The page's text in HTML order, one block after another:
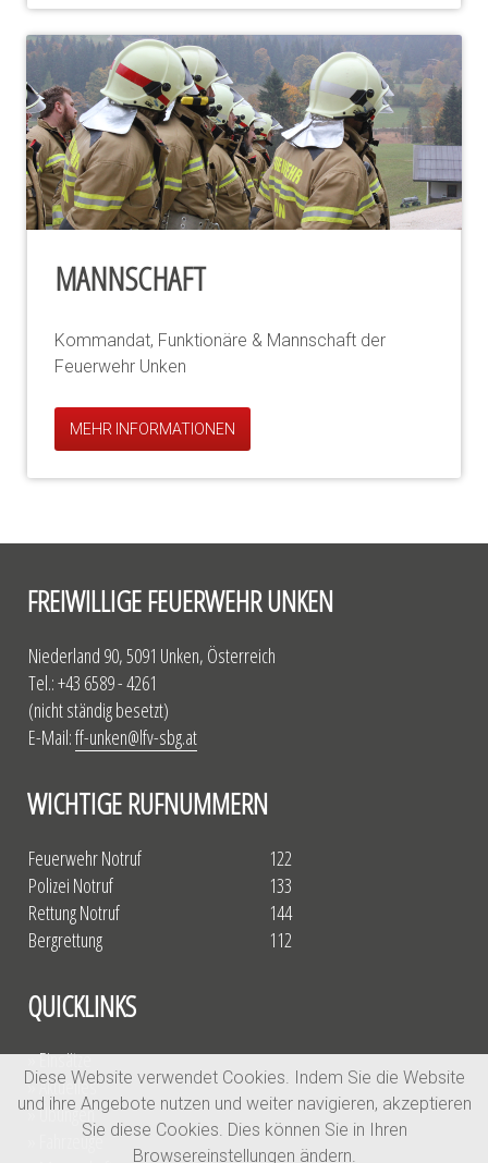
MANNSCHAFT
Kommandat, Funktionäre & Mannschaft der
Feuerwehr Unken
MEHR INFORMATIONEN
FREIWILLIGE FEUERWEHR UNKEN
Niederland 90, 5091 Unken, Österreich
Tel.: +43 6589 - 4261
(nicht ständig besetzt)
E-Mail:ff-unken@lfv-sbg.at
WICHTIGE RUFNUMMERN
Feuerwehr Notruf
Polizei Notruf
Rettung Notruf
Bergrettung
122
133
144
112
QUICKLINKS
» Einsätze
» Aktuelles
» Übungen
» Fahrzeuge
Diese Website verwendet Cookies. Indem Sie die Website
und ihre Angebote nutzen und weiter navigieren, akzeptieren
Sie diese Cookies. Dies können Sie in Ihren
Browsereinstellungen ändern.